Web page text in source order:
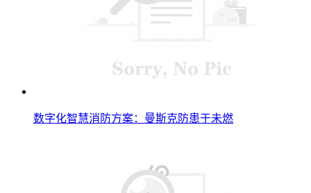
数字化智慧消防方案：曼斯克防患于未燃